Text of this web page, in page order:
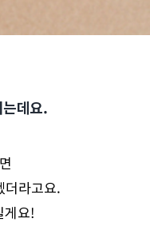
데요.
라고요.
게요!